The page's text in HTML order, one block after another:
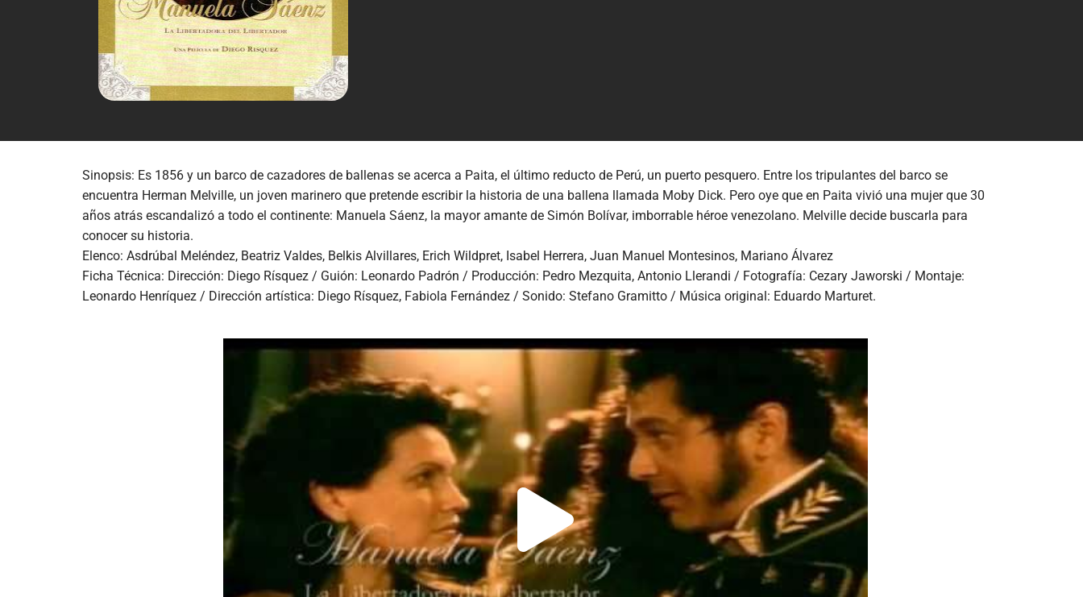
Sinopsis: Es 1856 y un barco de cazadores de ballenas se acerca a Paita, el último reducto de Perú, un puerto pesquero. Entre los tripulantes del barco se
encuentra Herman Melville, un joven marinero que pretende escribir la historia de una ballena llamada Moby Dick. Pero oye que en Paita vivió una mujer que 30
años atrás escandalizó a todo el continente: Manuela Sáenz, la mayor amante de Simón Bolívar, imborrable héroe venezolano. Melville decide buscarla para
conocer su historia.
Elenco: Asdrúbal Meléndez, Beatriz Valdes, Belkis Alvillares, Erich Wildpret, Isabel Herrera, Juan Manuel Montesinos, Mariano Álvarez
Ficha Técnica: Dirección: Diego Rísquez / Guión: Leonardo Padrón / Producción: Pedro Mezquita, Antonio Llerandi / Fotografía: Cezary Jaworski / Montaje:
Leonardo Henríquez / Dirección artística: Diego Rísquez, Fabiola Fernández / Sonido: Stefano Gramitto / Música original: Eduardo Marturet.